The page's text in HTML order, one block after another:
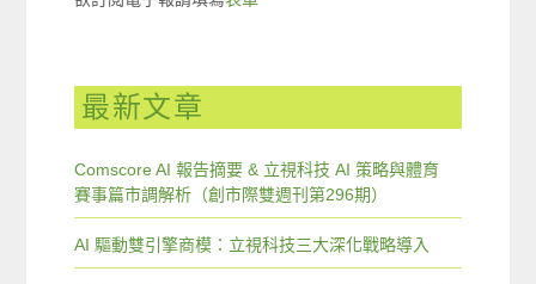
最新文章
Comscore AI 報告摘要 & 立視科技 AI 策略與體育
賽事篇市調解析（創市際雙週刊第296期）
AI 驅動雙引擎商模：立視科技三大深化戰略導入